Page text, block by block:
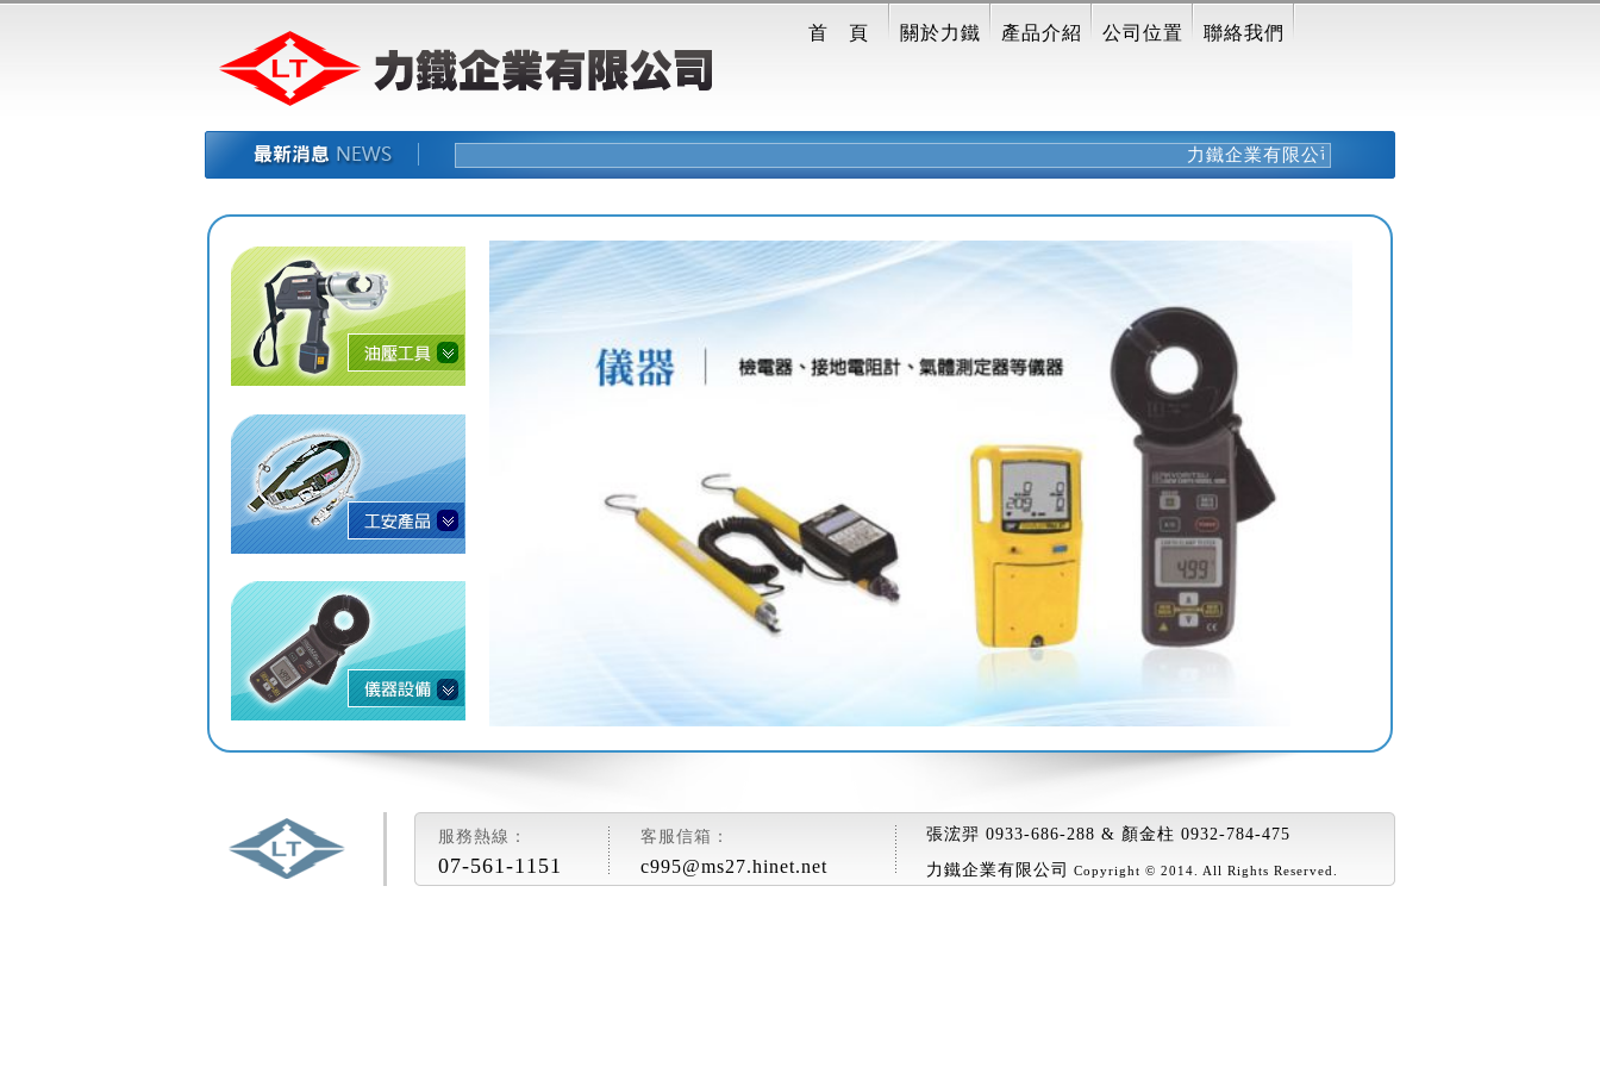
首 頁 關於力鐵 產品介紹 公司位置 聯絡我們
力鐵企業有限公司專業經營:油壓工具,工安產品,
Previous
服務熱線：
07-561-1151
客服信箱：
c995@ms27.hinet.net
張浤羿 0933-686-288 & 顏金柱 0932-784-475
力鐵企業有限公司
Copyright © 2014. All Rights Reserved.